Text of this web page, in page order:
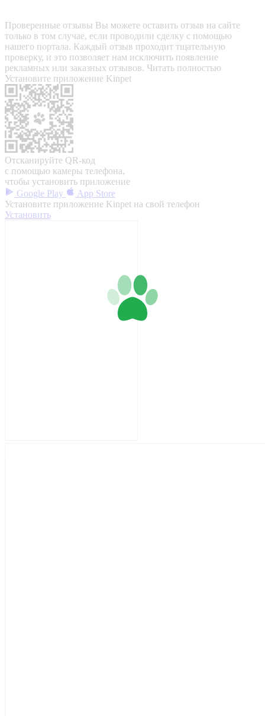
Проверенные отзывы Вы можете оставить отзыв на сайте
только в том случае, если проводили сделку с помощью
нашего портала. Каждый отзыв проходит тщательную
проверку, и это позволяет нам исключить появление
рекламных или заказных отзывов. Читать полностью
Установите приложение Kinpet
Отсканируйте QR-код
с помощью камеры телефона,
чтобы установить приложение
Google Play
App Store
Установите приложение Kinpet на свой телефон
Установить